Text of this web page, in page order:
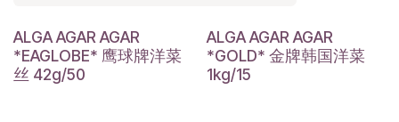
ALGA AGAR AGAR
*EAGLOBE* 鹰球牌洋菜
丝 42g/50
ALGA AGAR AGAR
*GOLD* 金牌韩国洋菜
1kg/15